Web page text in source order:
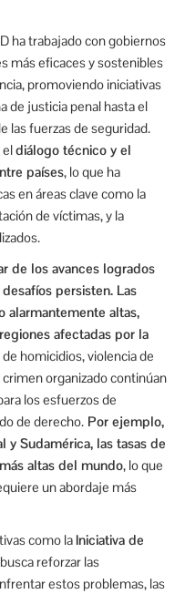
ha trabajado con gobiernos
más eficaces y sostenibles
promoviendo iniciativas
de justicia penal hasta el
las fuerzas de seguridad.
eldiálogo técnico y el
países, lo que ha
en áreas clave como la
de víctimas, y la
de los avances logrados
persisten. Las
alarmantemente altas,
afectadas por la
de homicidios, violencia de
organizado continúan
los esfuerzos de
de derecho. Por ejemplo,
y Sudamérica, las tasas de
altas del mundo, lo que
un abordaje más
como laIniciativa de
reforzar las
estos problemas, las